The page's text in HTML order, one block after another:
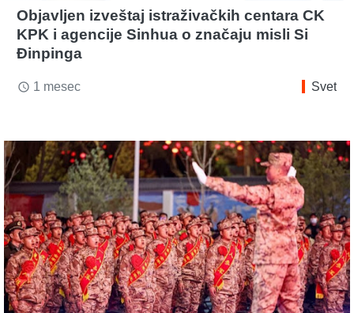
Objavljen izveštaj istraživačkih centara CK
KPK i agencije Sinhua o značaju misli Si
Đinpinga
access_time 1 mesec Svet